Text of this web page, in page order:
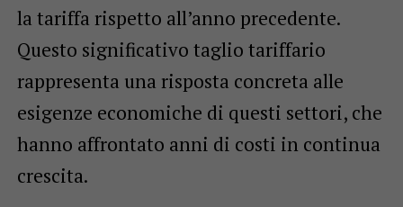
la tariffa rispetto all’anno precedente.
Questo significativo taglio tariffario
rappresenta una risposta concreta alle
esigenze economiche di questi settori, che
hanno affrontato anni di costi in continua
crescita.